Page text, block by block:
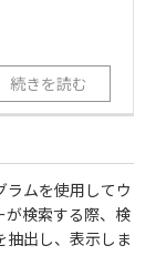
ムを使用してウ
が検索する際、検
抽出し、表示しま